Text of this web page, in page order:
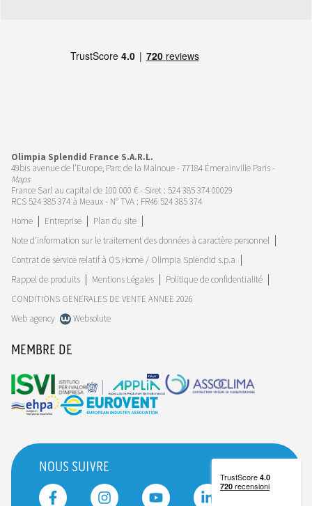
Olimpia Splendid France S.A.R.L.
49bis avenue de l’Europe, Parc de la Malnoue - 77184 Émerainville Paris -
Maps
France Sarl au capital de 100 000 € - Siret : 524 385 374 00029
RCS 524 385 374 à Meaux - N° TVA : FR46 524 385 374
Home
Entreprise
Plan du site
Note d'information sur le traitement des données à caractère personnel
Contrat de service relatif à OS Home / Olimpia Splendid s.p.a
Rappel de produits
Mentions Légales
Politique de confidentialité
CONDITIONS GENERALES DE VENTE ANNEE 2026
Web agency
Websolute
MEMBRE DE
NOUS SUIVRE